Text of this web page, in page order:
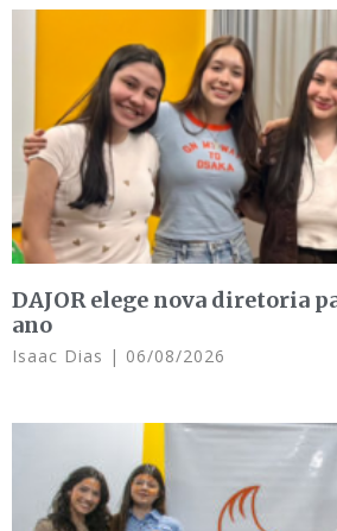
DAJOR elege nova diretoria
ano
Isaac Dias 06/08/2026